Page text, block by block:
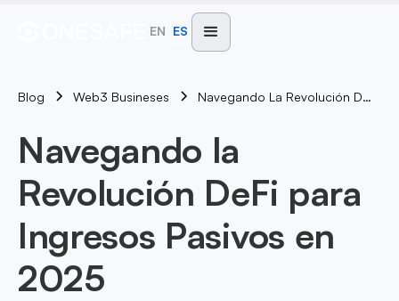
EN ES
Blog Web3 Busineses Navegando La Revolución DeFi Para Ingresos Pasivos En 2025
Navegando la
Revolución DeFi para
Ingresos Pasivos en
2025